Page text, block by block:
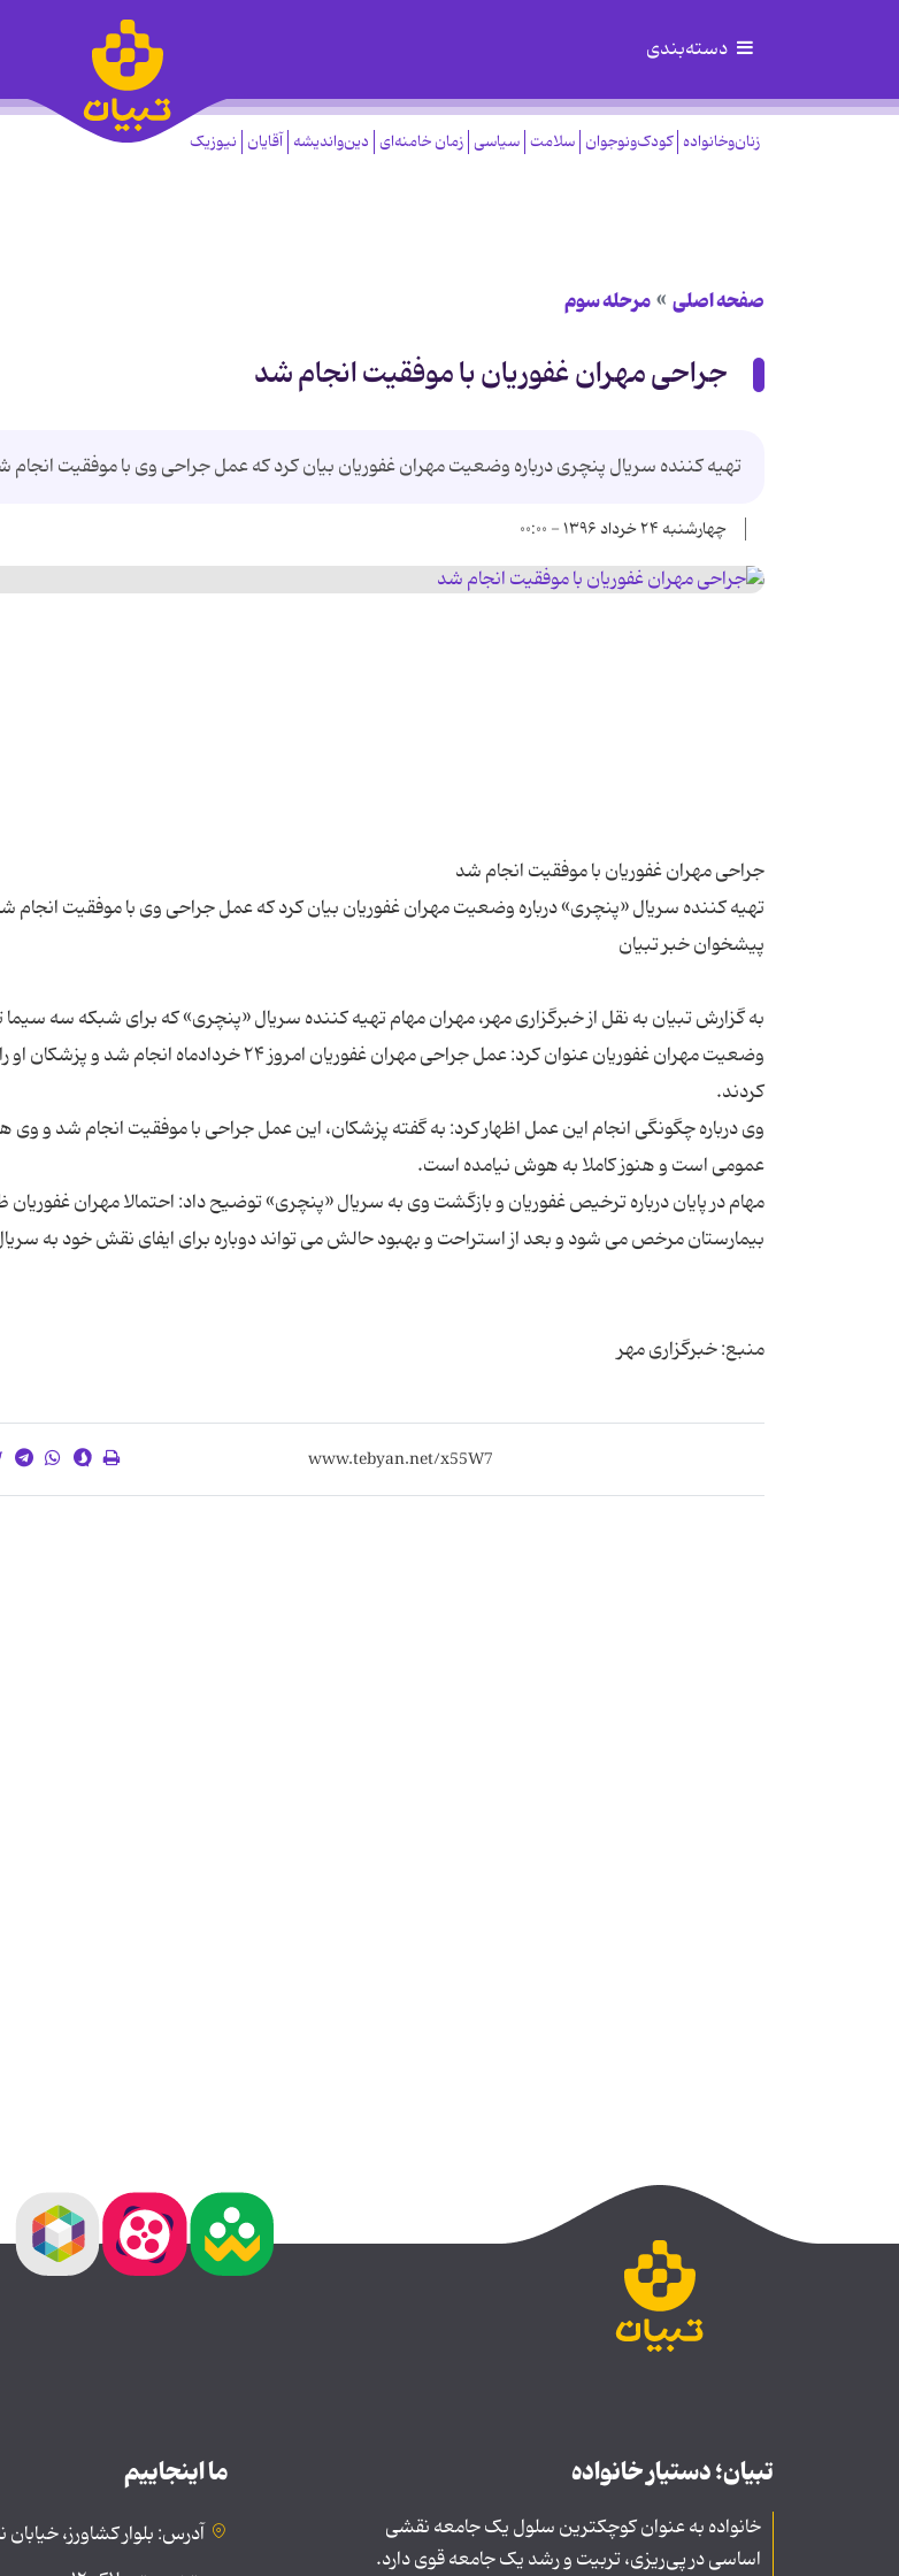
دسته‌بندی
زنان‌وخانواده کودک‌ونوجوان سلامت سیاسی زمان خامنه‌ای دین‌واندیشه آقایان نیوزیک
صفحه اصلی مرحله سوم
جراحی مهران غفوریان با موفقیت انجام شد
تهیه کننده سریال پنچری درباره وضعیت مهران غفوریان بیان کرد که عمل جراحی وی با موفقیت
چهارشنبه ۲۴ خرداد ۱۳۹۶ - ۰۰:۰۰
به گزارش تبیان به نقل از خبرگزاری مهر،‌ مهران مهام تهیه کننده سریال «پنچری» که برای شبکه سه سیما
وضعیت مهران غفوریان عنوان کرد: عمل جراحی مهران غفوریان امروز ۲۴
وی درباره چگونگی انجام این عمل اظهار کرد: به گفته پزشکان، این عمل جراحی با موفقیت انجام شد و
مهام در پایان درباره ترخیص غفوریان و بازگشت وی به سریال «پنچری» توضیح داد: احتمالا مهران غفوریان
منبع: خبرگزاری مهر
تبیان؛ دستیار خانواده
خانواده به عنوان کوچکترین سلول یک جامعه نقشی
اساسی در پی‌ریزی، تربیت و رشد یک جامعه قوی دارد.
ما اینجاییم
آدرس: بلوار کشاورز،